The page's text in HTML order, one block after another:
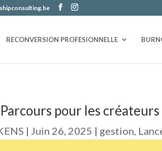
RECONVERSION PROFESIONNELLE
pour les créateurs
| Juin 26, 2025 | gestion